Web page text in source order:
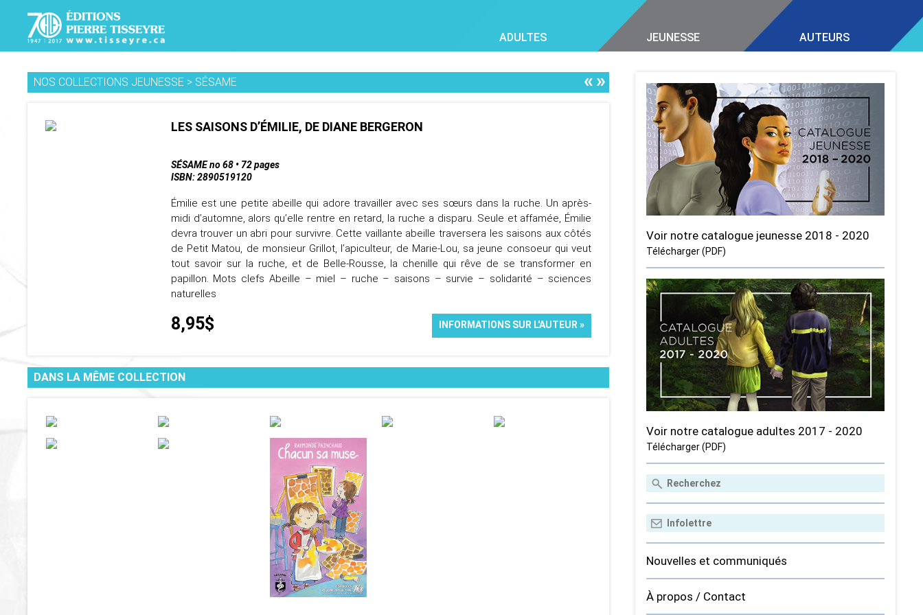
ADULTES JEUNESSE AUTEURS
NOS COLLECTIONS JEUNESSE > SÉSAME «»
LES SAISONS D’ÉMILIE, DE DIANE BERGERON
SÉSAME no 68 • 72 pages
ISBN: 2890519120
Émilie est une petite abeille qui adore travailler avec ses sœurs dans la ruche. Un après-
midi d’automne, alors qu’elle rentre en retard, la ruche a disparu. Seule et affamée, Émilie
devra trouver un abri pour survivre. Cette vaillante abeille traversera les saisons aux côtés
de Petit Matou, de monsieur Grillot, l’apiculteur, de Marie-Lou, sa jeune consoeur qui veut
tout savoir sur la ruche, et de Belle-Rousse, la chenille qui rêve de se transformer en
papillon. Mots clefs Abeille – miel – ruche – saisons – survie – solidarité – sciences
naturelles
8,95$ INFORMATIONS SUR L'AUTEUR »
DANS LA MÊME COLLECTION
Voir notre catalogue jeunesse 2018 - 2020
Télécharger (PDF)
Voir notre catalogue adultes 2017 - 2020
Télécharger (PDF)
Nouvelles et communiqués
À propos / Contact